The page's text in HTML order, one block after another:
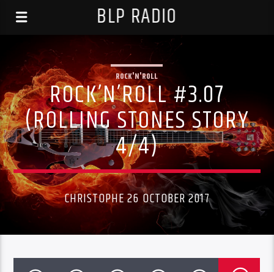
BLP RADIO
ROCK'N'ROLL
ROCK’N’ROLL #3.07
(ROLLING STONES STORY
4/4)
CHRISTOPHE 26 OCTOBER 2017